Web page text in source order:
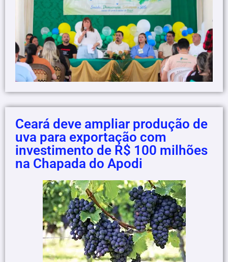
Ceará deve ampliar produção de
uva para exportação com
investimento de R$ 100 milhões
na Chapada do Apodi